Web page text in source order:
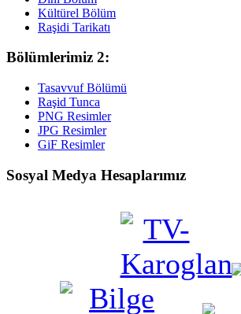
Kültürel Bölüm
Raşidi Tarikatı
Bölümlerimiz 2:
Tasavvuf Bölümü
Raşid Tunca
PNG Resimler
JPG Resimler
GiF Resimler
Sosyal Medya Hesaplarımız